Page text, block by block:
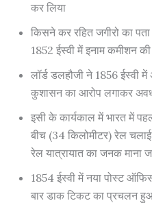
कर लिया
किसने कर रहित जगीरो का
1852 ईस्वी में इनाम कमीशन
लॉर्ड डलहौजी ने 1856 ईस्वी
कुशासन का आरोप लगाकर अवध
इसी के कार्यकाल में भारत में
बीच (34 किलोमीटर) रेल
रेल यात्रायात का जनक माना
1854 ईस्वी में नया पोस्ट
बार डाक टिकट का प्रचलन